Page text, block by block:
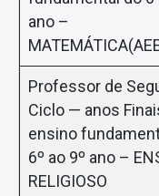
ano –
Professor de
Ciclo — anos
ensino
6º ao 9º ano –
RELIGIOSO